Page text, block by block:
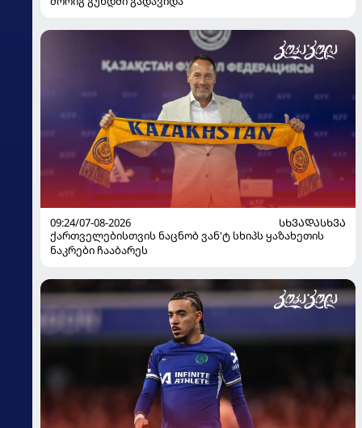
09:24/07-08-2026
ᲡᲮᲕᲐᲓᲐᲡᲮᲕᲐ
ქართველებისთვის ნაცნობ ვან'ტ სხიპს ყაზახეთის
ნაკრები ჩააბარეს